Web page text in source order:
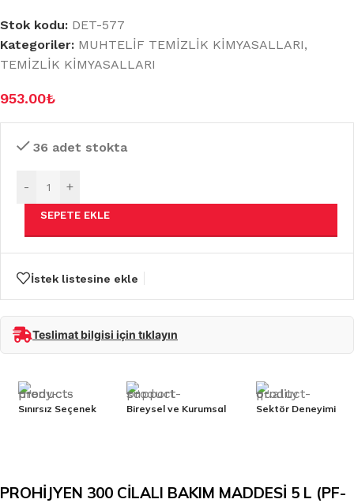
Stok kodu: DET-577
Kategoriler: MUHTELİF TEMİZLİK KİMYASALLARI,
TEMİZLİK KİMYASALLARI
953.00₺
36 adet stokta
- +
SEPETE EKLE
İstek listesine ekle
Teslimat bilgisi için tıklayın
Sınırsız Seçenek Bireysel ve Kurumsal Sektör Deneyimi
PROHİJYEN 300 CİLALI BAKIM MADDESİ 5 L (PF-